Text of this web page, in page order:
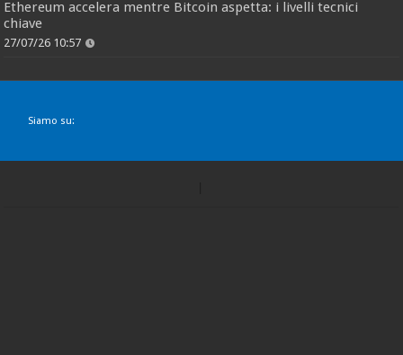
Ethereum accelera mentre Bitcoin aspetta: i livelli tecnici
chiave
27/07/26 10:57
Siamo su: